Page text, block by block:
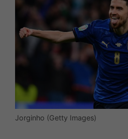
Jorginho (Getty Images)